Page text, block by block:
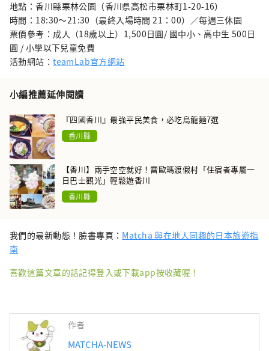
地點：香川縣栗林公園（香川県高松市栗林町1-20-16）
時間：18:30～21:30（最終入場時間 21：00）／每週三休園
票價參考：成人（18歲以上）1,500日圓/ 國中小、高中生 500日
圓 / 小學以下兒童免費
活動網站：teamLab官方網站
小編推薦延伸閱讀
『四國香川』最強平民美食，必吃烏龍麵7選
香川縣
【香川】兩手空空就好！雷歐瑪渡假村「住宿者專屬一
日巴士觀光」輕鬆遊香川
香川縣
我們的最新動態！臉書專頁： Matcha 與在地人同趣的日本旅遊指
南
喜歡這篇文章的話記得登入或下載app按收藏喔！
作者
MATCHA-NEWS